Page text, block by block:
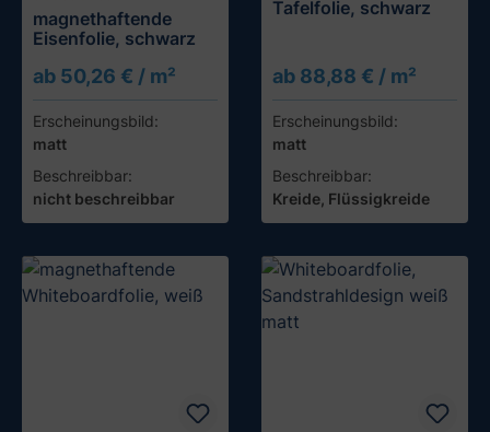
magnethaftende
Eisenfolie, schwarz
ab 50,26 € / m²
Erscheinungsbild:
matt
Beschreibbar:
nicht beschreibbar
Tafelfolie, schwarz
ab 88,88 € / m²
Erscheinungsbild:
matt
Beschreibbar:
Kreide, Flüssigkreide